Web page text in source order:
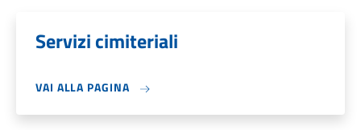
Servizi cimiteriali
VAI ALLA PAGINA